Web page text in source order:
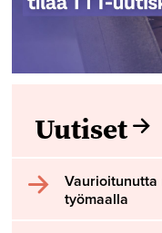
Uutiset
Vaurioitunutta
työmaalla